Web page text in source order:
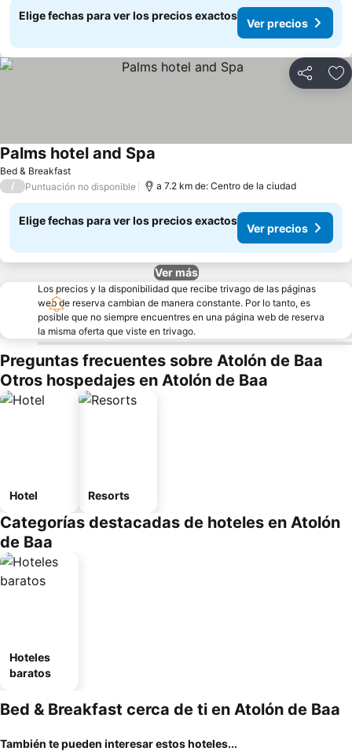
Elige fechas para ver los precios exactos
Ver precios
Compartir
Bed & Breakfast
Palms hotel and Spa
/ Puntuación no disponible a 7.2 km de: Centro de la ciudad
Elige fechas para ver los precios exactos
Ver precios
Ver más
Los precios y la disponibilidad que recibe trivago de las páginas
web de reserva cambian de manera constante. Por lo tanto, es
posible que no siempre encuentres en una página web de reserva
la misma oferta que viste en trivago.
Preguntas frecuentes sobre Atolón de Baa
Otros hospedajes en Atolón de Baa
Hotel Resorts
Categorías destacadas de hoteles en Atolón
de Baa
Hoteles
baratos
Bed & Breakfast cerca de ti en Atolón de Baa
También te pueden interesar estos hoteles...